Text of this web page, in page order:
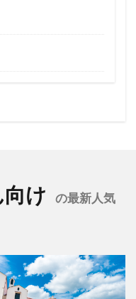
け の最新人気